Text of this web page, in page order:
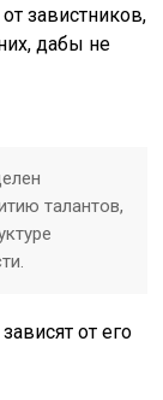
завистников,
дабы не
талантов,
от его